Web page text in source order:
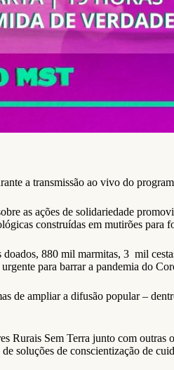
a transmissão ao vivo do
as ações de solidariedade
construídas em mutirões para
880 mil marmitas, 3 mil
para barrar a pandemia do
de ampliar a difusão popular –
Sem Terra junto com outras
soluções de conscientização de